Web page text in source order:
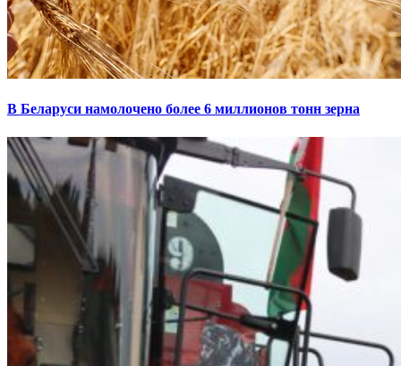
В Беларуси намолочено более 6 миллионов тонн зерна